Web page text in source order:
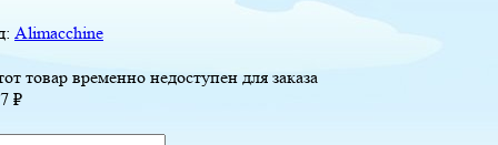
Alimacchine
товар временно недоступен для заказа
₽